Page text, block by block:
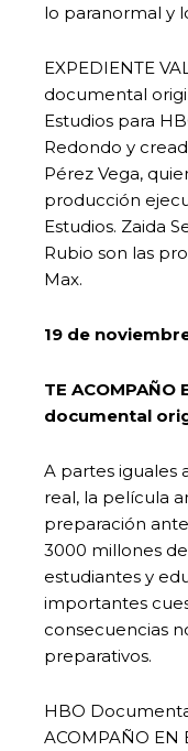
lo paranormal y
EXPEDIENTE
documental
Estudios para
Redondo y
Pérez Vega,
producción
Estudios. Zaida
Rubio son las
Max.
19 de
TE ACOMPAÑO
documental
A partes iguales
real, la película
preparación
3000 millones
estudiantes y
importantes
consecuencias
preparativos.
HBO
ACOMPAÑO EN